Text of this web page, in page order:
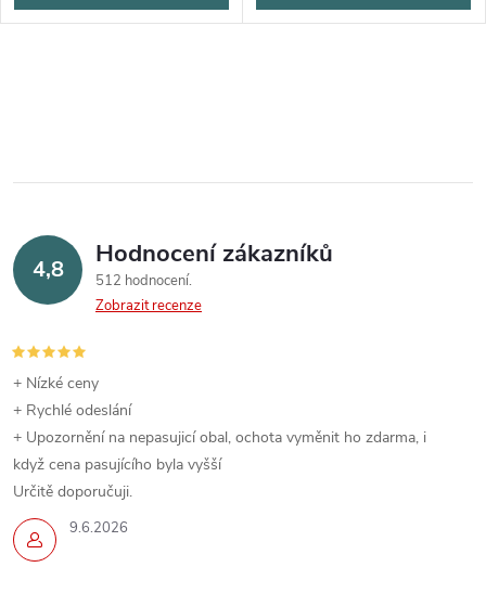
4,8 Hodnocení zákazníků
512 hodnocení
Zobrazit recenze
9.6.2026
+ Nízké ceny
+ Rychlé odeslání
+ Upozornění na nepasujicí obal, ochota vyměnit ho zdarma, i
když cena pasujícího byla vyšší
Určitě doporučuji.